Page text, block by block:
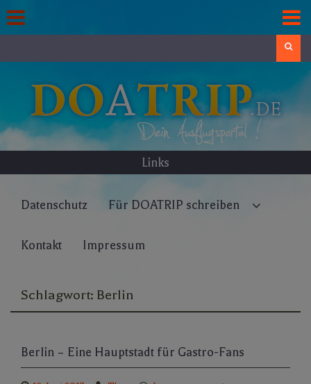
to
content
Links
Datenschutz Für DOATRIP schreiben
Kontakt Impressum
Schlagwort: Berlin
Berlin – Eine Hauptstadt für Gastro-Fans